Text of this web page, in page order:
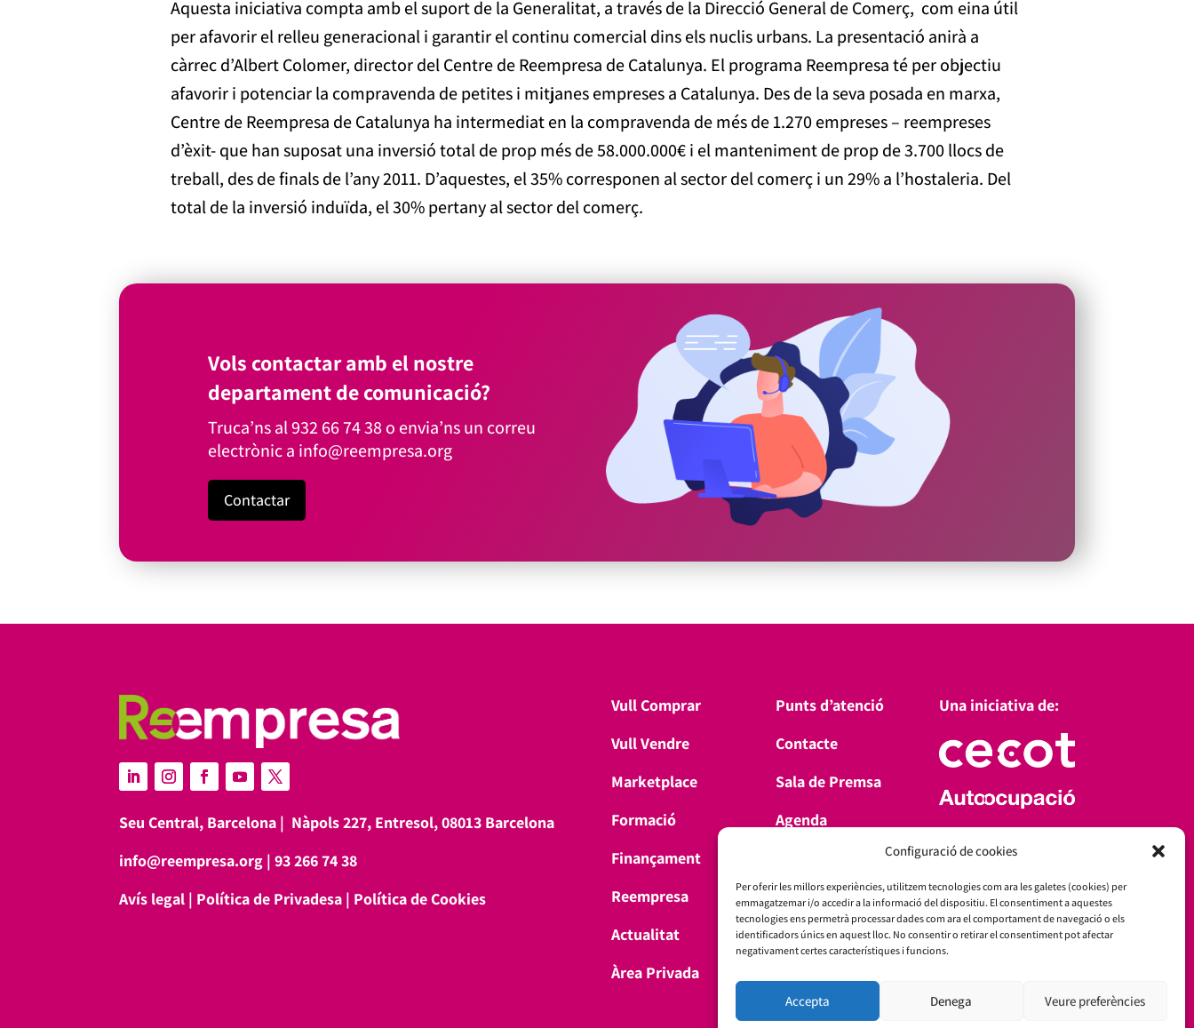
Configuració de cookies
Per oferir les millors experiències, utilitzem tecnologies com ara les galetes (cookies) per
emmagatzemar i/o accedir a la informació del dispositiu. El consentiment a aquestes
tecnologies ens permetrà processar dades com ara el comportament de navegació o els
identificadors únics en aquest lloc. No consentir o retirar el consentiment pot afectar
negativament certes característiques i funcions.
Accepta Denega Veure preferències
Aquesta iniciativa compta amb el suport de la Generalitat, a través de la Direcció General de Comerç, com eina útil
per afavorir el relleu generacional i garantir el continu comercial dins els nuclis urbans. La presentació anirà a
càrrec d’Albert Colomer, director del Centre de Reempresa de Catalunya. El programa Reempresa té per objectiu
afavorir i potenciar la compravenda de petites i mitjanes empreses a Catalunya. Des de la seva posada en marxa,
Centre de Reempresa de Catalunya ha intermediat en la compravenda de més de 1.270 empreses – reempreses
d’èxit- que han suposat una inversió total de prop més de 58.000.000€ i el manteniment de prop de 3.700 llocs de
treball, des de finals de l’any 2011. D’aquestes, el 35% corresponen al sector del comerç i un 29% a l’hostaleria. Del
total de la inversió induïda, el 30% pertany al sector del comerç.
Vols contactar amb el nostre
departament de comunicació?
Truca’ns al932 66 74 38o envia’ns un correu
electrònic a info@reempresa.org
Contactar
Seu Central, Barcelona | Nàpols 227, Entresol, 08013 Barcelona
info@reempresa.org |93 266 74 38
Avís legal | Política de Privadesa | Política de Cookies
Vull Comprar
Vull Vendre
Marketplace
Formació
Finançament
Reempresa
Actualitat
Àrea Privada
Punts d’atenció
Contacte
Sala de Premsa
Agenda
Una iniciativa de:
Amb el suport de: